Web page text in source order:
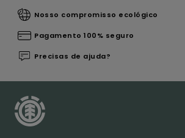
Nosso compromisso ecológico
Pagamento 100% seguro
Precisas de ajuda?